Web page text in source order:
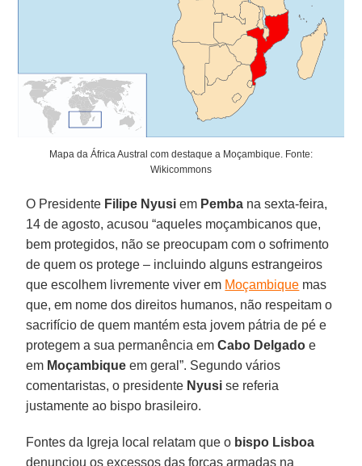
Mapa da África Austral com destaque a Moçambique. Fonte:
Wikicommons
O Presidente Filipe Nyusi em Pemba na sexta-feira,
14 de agosto, acusou “aqueles moçambicanos que,
bem protegidos, não se preocupam com o sofrimento
de quem os protege – incluindo alguns estrangeiros
que escolhem livremente viver em Moçambique mas
que, em nome dos direitos humanos, não respeitam o
sacrifício de quem mantém esta jovem pátria de pé e
protegem a sua permanência emCabo Delgado e
em Moçambique em geral”. Segundo vários
comentaristas, o presidente Nyusi se referia
justamente ao bispo brasileiro.
Fontes da Igreja local relatam que o bispo Lisboa
denunciou os excessos das forças armadas na